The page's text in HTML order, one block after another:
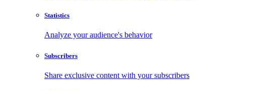
Statistics
Analyze your audience's behavior
Subscribers
Share exclusive content with your subscribers